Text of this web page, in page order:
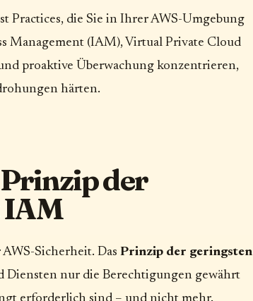
Practices, die Sie in Ihrer AWS-Umgebung
Management (IAM), Virtual Private Cloud
proaktive Überwachung konzentrieren,
härten.
der
IAM
Sicherheit. Das Prinzip der geringsten
Diensten nur die Berechtigungen gewährt